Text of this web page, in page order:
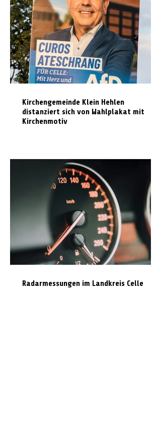
Kirchengemeinde Klein Hehlen
distanziert sich von Wahlplakat mit
Kirchenmotiv
Radarmessungen im Landkreis Celle